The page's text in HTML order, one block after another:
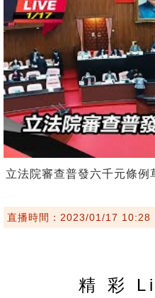
立法院審查普發六千元條例
直播時間：2023/01/17 10:28
精 彩